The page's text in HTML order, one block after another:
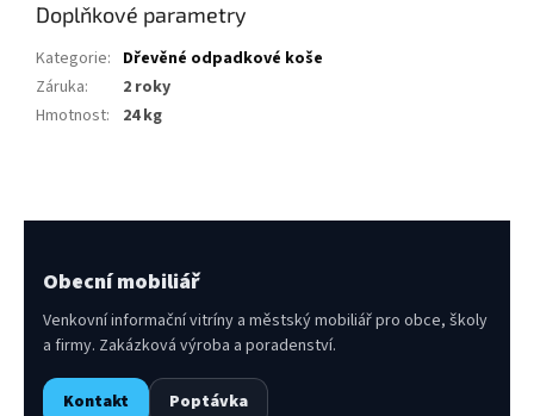
Doplňkové parametry
Kategorie: Dřevěné odpadkové koše
Záruka:
2 roky
Hmotnost: 24 kg
Obecní mobiliář
Venkovní informační vitríny a městský mobiliář pro obce, školy
a firmy. Zakázková výroba a poradenství.
Kontakt Poptávka